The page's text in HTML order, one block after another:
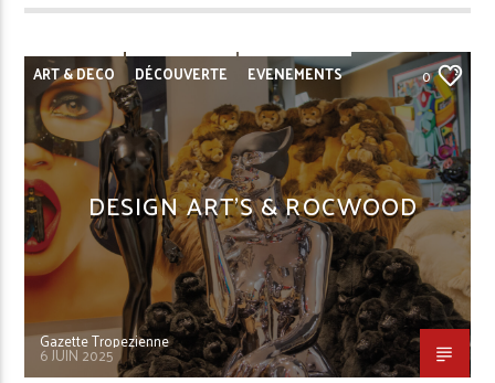
ART & DECO DÉCOUVERTE
EVENEMENTS
GRIMAUD
REPORTAGE SAINT-TROPEZ
0
DESIGN ART’S & ROCWOOD
Gazette Tropezienne
6 JUIN 2025